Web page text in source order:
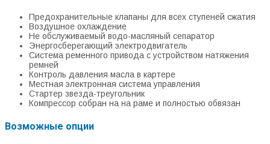
Предохранительные клапаны для всех ступеней сжатия
Воздушное охлаждение
Не обслуживаемый водо-масляный сепаратор
Энергосберегающий электродвигатель
Система ременного привода с устройством натяжения
ремней
Контроль давления масла в картере
Местная электронная система управления
Стартер звезда-треугольник
Компрессор собран на на раме и полностью обвязан
Возможные опции